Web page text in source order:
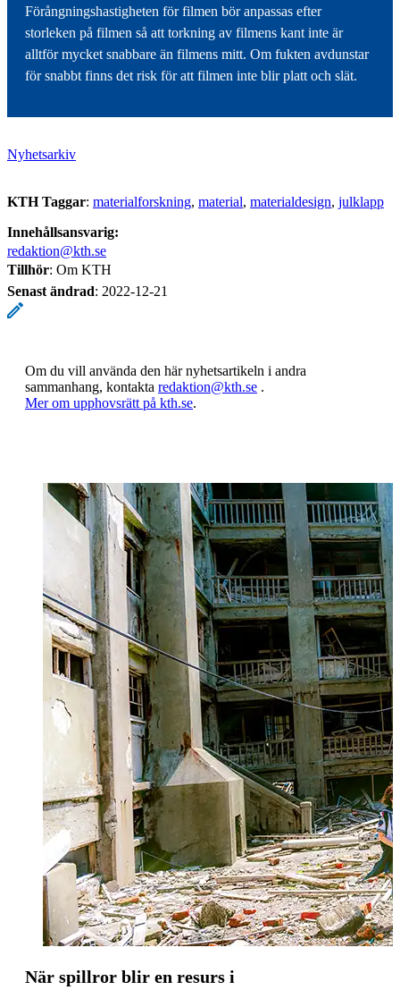
Förångningshastigheten för filmen bör anpassas efter
storleken på filmen så att torkning av filmens kant inte är
alltför mycket snabbare än filmens mitt. Om fukten avdunstar
för snabbt finns det risk för att filmen inte blir platt och slät.
Nyhetsarkiv
KTH Taggar: materialforskning material materialdesign julklapp
Innehållsansvarig:
redaktion@kth.se
Tillhör: Om KTH
Senast ändrad: 2022-12-21
Om du vill använda den här nyhetsartikeln i andra
sammanhang, kontakta redaktion@kth.se .
​​​​​​​Mer om upphovsrätt på kth.se​​​​​​​​​​​​​​.
När spillror blir en resurs i